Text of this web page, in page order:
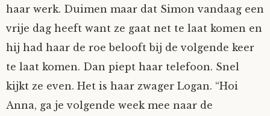
haar werk. Duimen maar dat Simon vandaag een
vrije dag heeft want ze gaat net te laat komen en
hij had haar de roe belooft bij de volgende keer
te laat komen. Dan piept haar telefoon. Snel
kijkt ze even. Het is haar zwager Logan. “Hoi
Anna, ga je volgende week mee naar de